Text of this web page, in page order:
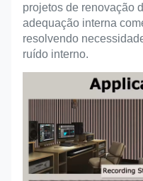
projetos de renovação
adequação interna
resolvendo
ruído interno.